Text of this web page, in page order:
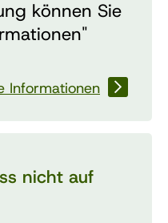
können Sie
Informationen
nicht auf